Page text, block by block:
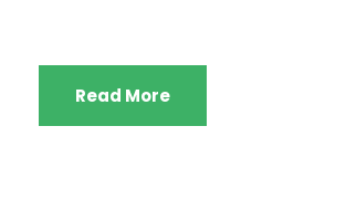
Read More